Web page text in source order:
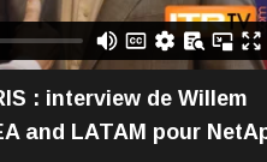
: interview de Willem
and LATAM pour